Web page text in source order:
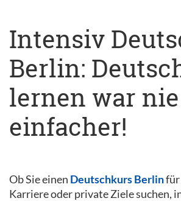
Intensiv
Berlin:
lernen war nie
einfacher!
Ob Sie einen Deutschkurs Berlinfür
Karriere oder private Ziele suchen,